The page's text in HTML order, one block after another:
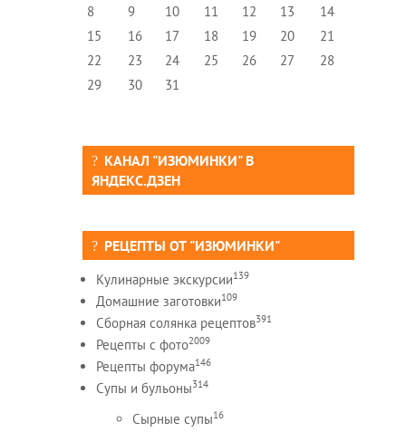
8
9 10 11 12 13
14
15
16 17 18 19 20
21
22
23 24 25 26 27
28
29
30 31
КАНАЛ "ИЗЮМИНКИ" В
ЯНДЕКС.ДЗЕН
РЕЦЕПТЫ ОТ "ИЗЮМИНКИ"
Кулинарные экскурсии139
Домашние заготовки109
Сборная солянка рецептов391
Рецепты c фото2009
Рецепты форума146
Супы и бульоны314
Сырные супы16